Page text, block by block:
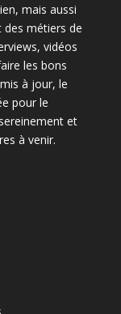
mais aussi
métiers de
vidéos
les bons
à jour, le
pour le
et
à venir.